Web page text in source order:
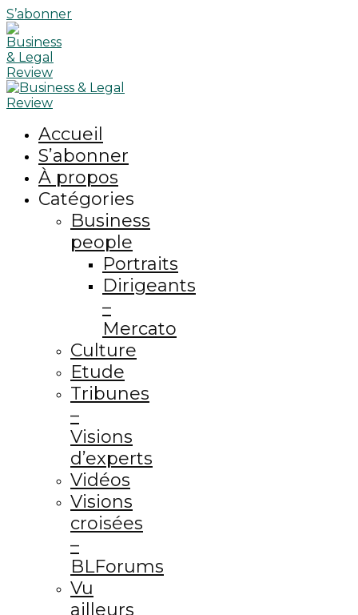
S’abonner
Accueil
S’abonner
À propos
Catégories
Business
people
Portraits
Dirigeants
–
Mercato
Culture
Etude
Tribunes
–
Visions
d’experts
Vidéos
Visions
croisées
–
BLForums
Vu
ailleurs